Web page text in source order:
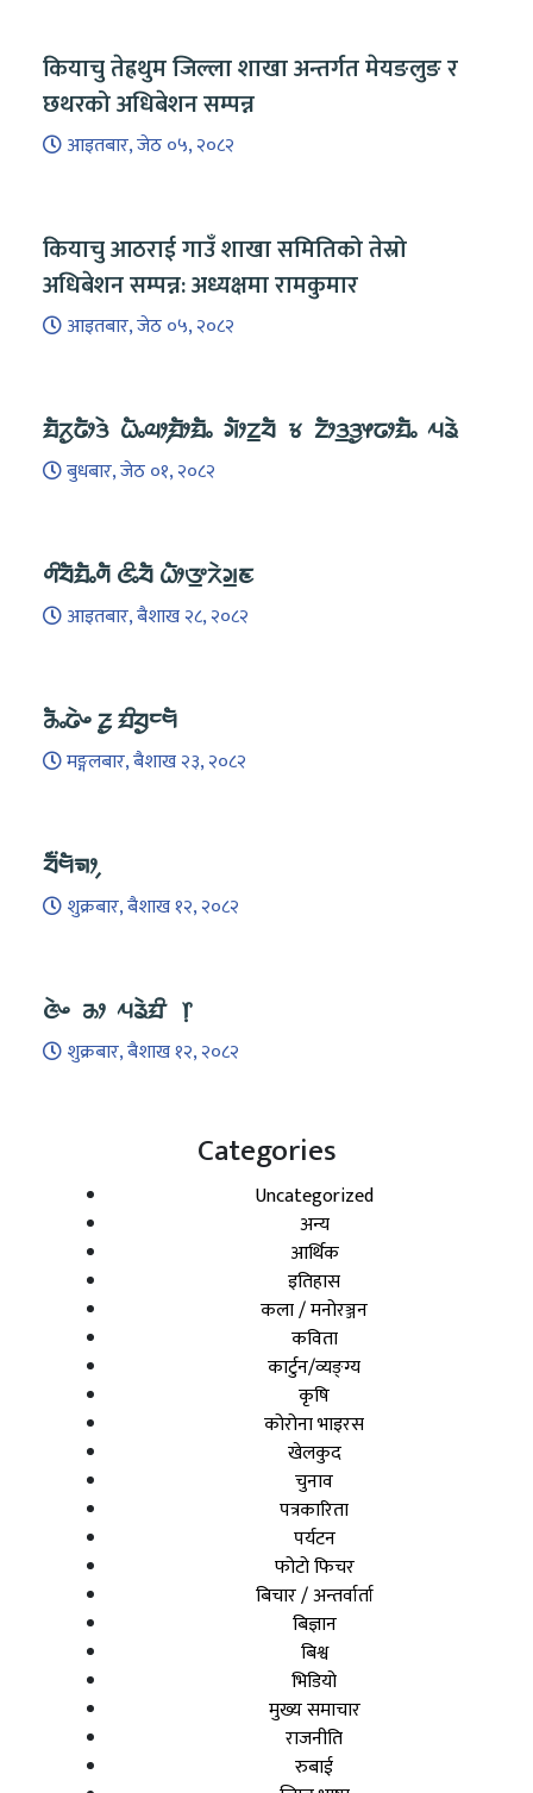
कियाचु तेह्रथुम जिल्ला शाखा अन्तर्गत मेयङलुङ र
छथरको अधिबेशन सम्पन्न
आइतबार, जेठ ०५, २०८२
कियाचु आठराई गाउँ शाखा समितिको तेस्रो
अधिबेशन सम्पन्न: अध्यक्षमा रामकुमार
आइतबार, जेठ ०५, २०८२
ᤀᤠᤖᤢᤒᤥᤋᤧ ᤐᤠᤱᤓᤣ᤹ᤀᤥᤀᤠᤱ ᤆᤥᤁ᤻ᤔᤠ ᤃ ᤁᤥᤋ᤻ᤋᤢᤶᤒᤣᤀᤠᤱ ᤘᤕᤧ
बुधबार, जेठ ०१, २०८२
ᤛᤡᤔᤠᤀᤠᤱᤛᤠ ᤜᤡᤱᤔᤠ ᤐᤥᤅ᤻ᤖᤧᤆ᤻ᤇ
आइतबार, बैशाख २८, २०८२
ᤌᤠᤱᤒᤧᤴ ᤏᤢ ᤀᤡᤔᤢᤰᤗᤠ
मङ्गलबार, बैशाख २३, २०८२
ᤔᤠ᤺ᤗᤠᤈᤣ᤹
शुक्रबार, बैशाख १२, २०८२
ᤜᤧᤴ ᤌᤣ ᤘᤕᤧᤀᤡ ᥅
शुक्रबार, बैशाख १२, २०८२
Categories
Uncategorized
अन्य
आर्थिक
इतिहास
कला / मनोरञ्जन
कविता
कार्टुन/व्यङ्ग्य
कृषि
कोरोना भाइरस
खेलकुद
चुनाव
पत्रकारिता
पर्यटन
फोटो फिचर
बिचार / अन्तर्वार्ता
बिज्ञान
बिश्व
भिडियो
मुख्य समाचार
राजनीति
रुबाई